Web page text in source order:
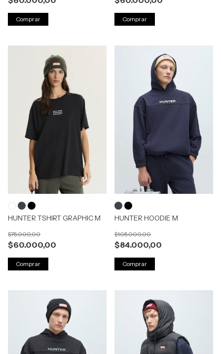
Comprar Comprar
HUNTER TSHIRT GRAPHIC M
$60.000,00
$75.000,00
Comprar
HUNTER HOODIE M
$84.000,00
$105.000,00
Comprar